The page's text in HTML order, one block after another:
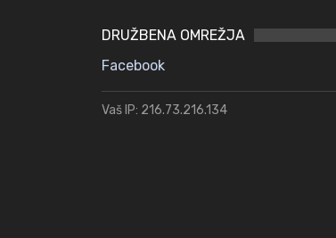
DRUŽBENA OMREŽJA
Facebook
Vaš IP: 216.73.216.134